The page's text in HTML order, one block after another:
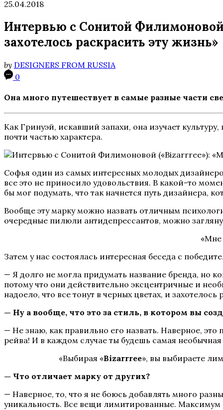
25.04.2018
Интервью с Сонитой Филимоновой
захотелось раскрасить эту жизнь»
by DESIGNERS FROM RUSSIA
0
Она много путешествует в самые разные части
Как Гринуэй, искавший запахи, она изучает
почти частью характера.
Софья один из самых интересных молодых
все это не приносило удовольствия. В какой-то
бы мог подумать, что так начнется путь дизайнера,
Вообще эту марку можно назвать отличным
очередные пилюли антидепрессантов, можно
«Мне
Затем у нас состоялась интересная беседа с
— Я долго не могла придумать название бренда, но
потому что они действительно эксцентричные и
надоело, что все тонут в черных цветах, и захотелось
— Ну а вообще, что это за стиль, в котором вы
— Не знаю, как правильно его назвать. Наверное,
рейва! И в каждом случае ты будешь самая необычная
«Выбирая «Bizarrree», вы выбираете
— Что отличает марку от других?
— Наверное, то, что я не боюсь добавлять много
уникальность. Все вещи лимитированные. Максимум